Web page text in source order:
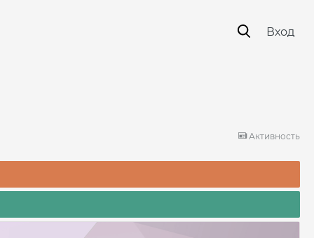
Вход
Активность